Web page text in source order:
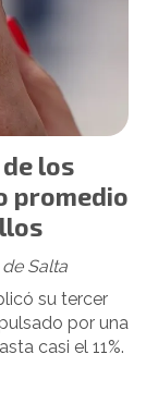
los
promedio
Salta
su tercer
por una
casi el 11%.